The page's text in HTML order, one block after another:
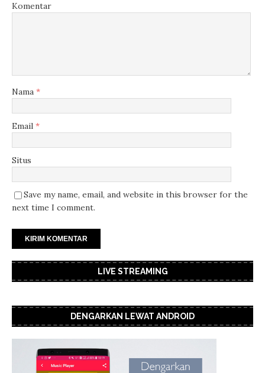
Komentar
Nama *
Email *
Situs
Save my name, email, and website in this browser for the
next time I comment.
LIVE STREAMING
DENGARKAN LEWAT ANDROID